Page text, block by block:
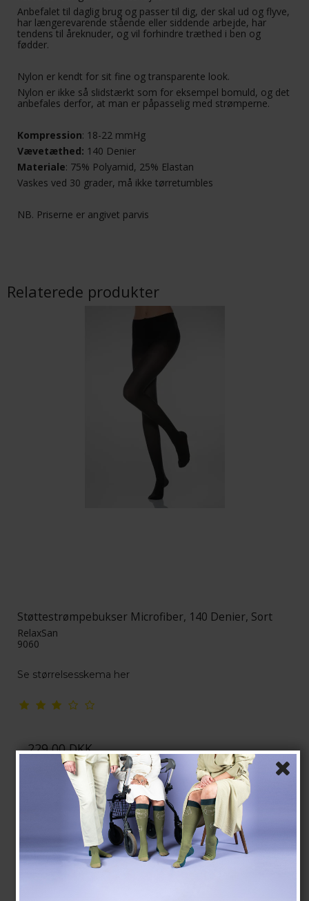
Anbefalet til daglig brug og passer til dig, der skal ud og flyve,
har længerevarende stående eller siddende arbejde, har
tendens til åreknuder, og vil forhindre træthed i ben og
fødder.
Nylon er kendt for sit fine og transparente look.
Nylon er ikke så slidstærkt som for eksempel bomuld, og det
anbefales derfor, at man er påpasselig med strømperne.
Kompression: 18-22 mmHg
Vævetæthed: 140 Denier
Materiale: 75% Polyamid, 25% Elastan
Vaskes ved 30 grader, må ikke tørretumbles
NB. Priserne er angivet parvis
Relaterede produkter
Støttestrømpebukser Microfiber, 140 Denier, Sort
RelaxSan
9060
Se størrelsesskema her
229,00 DKK
Vis produkt